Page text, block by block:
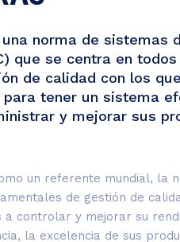
una norma de sistemas
que se centra en
de calidad con los
para tener un sistema
y mejorar sus
un referente mundial, la
de gestión de
a controlar y mejorar su
la excelencia de sus